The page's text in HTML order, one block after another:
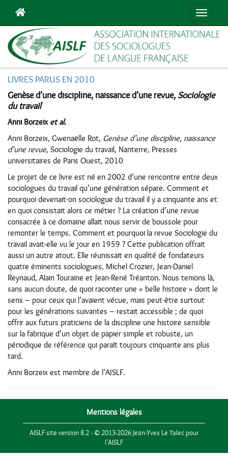
LIVRES PARUS EN 2010
Genèse d’une discipline, naissance d’une revue, Sociologie
du travail
Anni Borzeix et al.
Anni Borzeix, Gwenaëlle Rot, Genèse d’une discipline, naissance
d’une revue, Sociologie du travail, Nanterre, Presses
universitaires de Paris Ouest, 2010
Le projet de ce livre est né en 2002 d’une rencontre entre deux
sociologues du travail qu’une génération sépare. Comment et
pourquoi devenait-on sociologue du travail il y a cinquante ans et
en quoi consistait alors ce métier ? La création d’une revue
consacrée à ce domaine allait nous servir de boussole pour
remonter le temps. Comment et pourquoi la revue Sociologie du
travail avait-elle vu le jour en 1959 ? Cette publication offrait
aussi un autre atout. Elle réunissait en qualité de fondateurs
quatre éminents sociologues, Michel Crozier, Jean-Daniel
Reynaud, Alain Touraine et Jean-René Tréanton. Nous tenions là,
sans aucun doute, de quoi raconter une « belle histoire » dont le
sens – pour ceux qui l’avaient vécue, mais peut-être surtout
pour les générations suivantes – restait accessible ; de quoi
offrir aux futurs praticiens de la discipline une histoire sensible
sur la fabrique d’un objet de papier simple et robuste, un
périodique de référence qui paraît toujours cinquante ans plus
tard.
Anni Borzeix est membre de l’AISLF.
Mentions légales
AISLF site version 8.2 - © 2013-2026 Jean-Yves Le Talec pour
l'AISLF